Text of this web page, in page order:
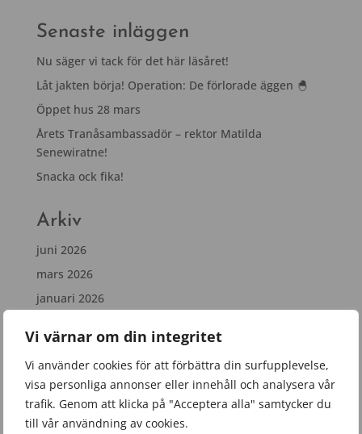
Vi värnar om din integritet
Vi använder cookies för att förbättra din surfupplevelse,
visa personliga annonser eller innehåll och analysera vår
trafik. Genom att klicka på "Acceptera alla" samtycker du
till vår användning av cookies.
Senaste inläggen
Nu säger vi tack för det här läsåret!
Låt jakten börja! Operation: De förlorade äggen 🐣
Öppet hus 28 mars
Årets Tranåsambassadör – rektor Matilda
Senewiratne!
Snacka ock fika!
Arkiv
juni 2026
mars 2026
januari 2026
september 2025
juni 2025
februari 2025
december 2024